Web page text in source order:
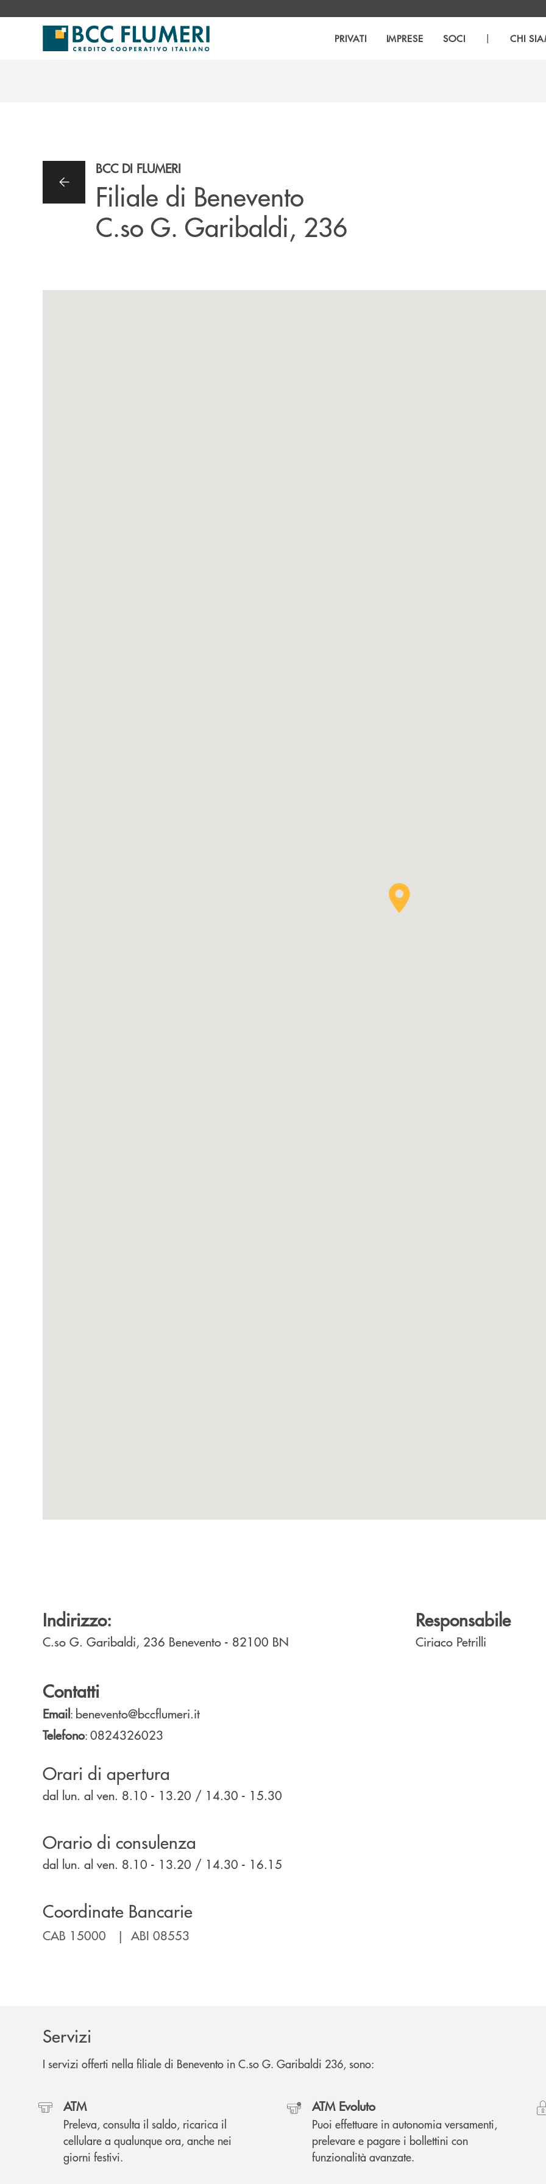
PRIVATI IMPRESE SOCI | CHI
BCC DI FLUMERI
Filiale di Benevento
C.so G. Garibaldi, 236
Indirizzo:
C.so G. Garibaldi, 236 Benevento - 82100 BN
Contatti
Email: benevento@bccflumeri.it
Telefono: 0824326023
Responsabile
Ciriaco Petrilli
Orari di apertura
dal lun. al ven. 8.10 - 13.20 / 14.30 - 15.30
Orario di consulenza
dal lun. al ven. 8.10 - 13.20 / 14.30 - 16.15
Coordinate Bancarie
CAB 15000 | ABI 08553
Servizi
I servizi offerti nella filiale di Benevento in C.so G. Garibaldi 236, sono:
ATM
Preleva, consulta il saldo, ricarica il
cellulare a qualunque ora, anche nei
giorni festivi.
ATM Evoluto
Puoi effettuare in autonomia versamenti,
prelevare e pagare i bollettini con
funzionalità avanzate.